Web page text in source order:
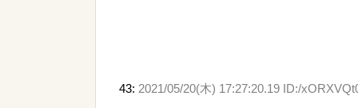
43: 2021/05/20(木) 17:27:20.19 ID:/